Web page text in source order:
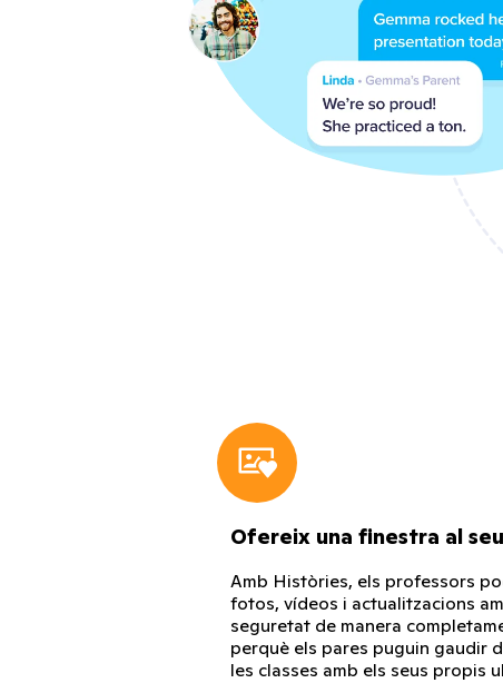
Ofereix una finestra al
Amb Històries, els professors
fotos, vídeos i actualitzacions
seguretat de manera
perquè els pares puguin gaudir
les classes amb els seus propis